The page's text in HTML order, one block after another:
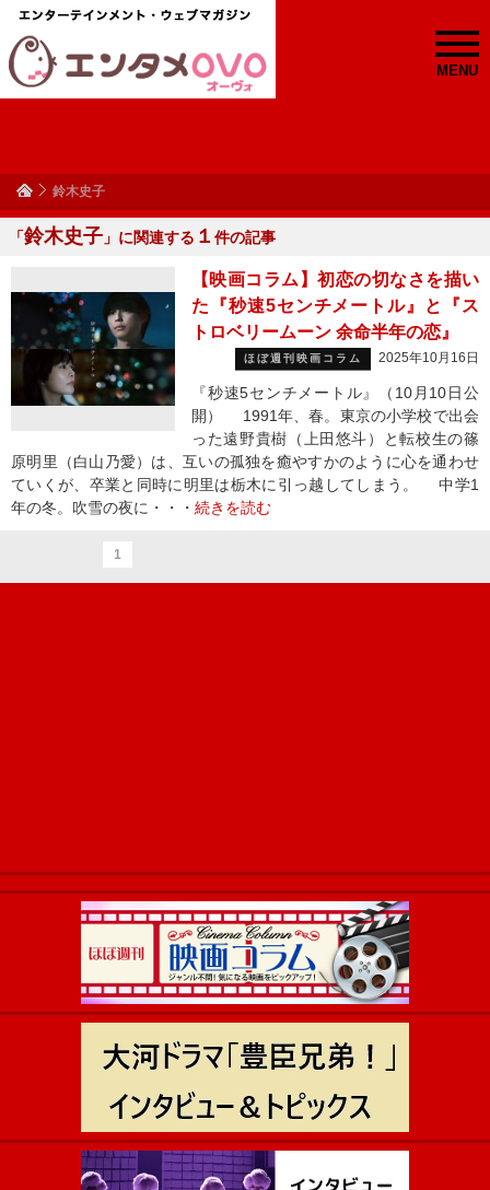
MENU
鈴木史子
「鈴木史子 」に関連する １ 件の記事
【映画コラム】初恋の切なさを描い
た『秒速5センチメートル』と『ス
トロベリームーン 余命半年の恋』
ほぼ週刊映画コラム 2025年10月16日
『秒速5センチメートル』（10月10日公
開） 1991年、春。東京の小学校で出会
った遠野貴樹（上田悠斗）と転校生の篠
原明里（白山乃愛）は、互いの孤独を癒やすかのように心を通わせ
ていくが、卒業と同時に明里は栃木に引っ越してしまう。 中学1
年の冬。吹雪の夜に・・・ 続きを読む
1